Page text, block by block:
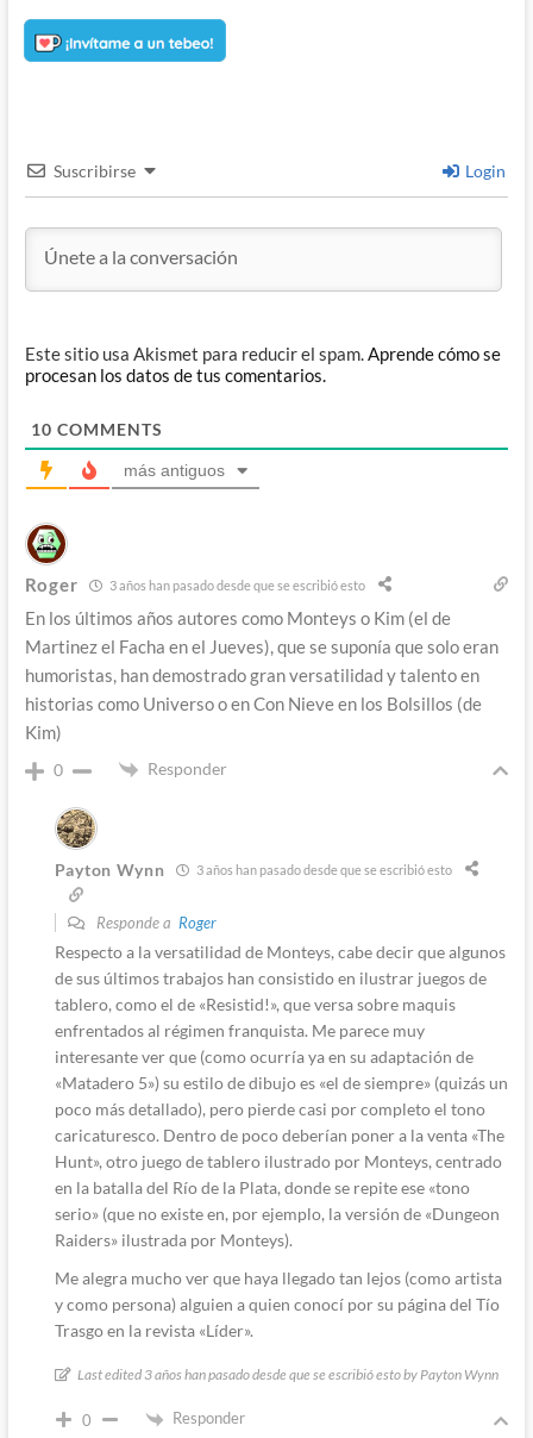
Suscribirse Login
Este sitio usa Akismet para reducir el spam.Aprende cómo se
procesan los datos de tus comentarios.
10 COMMENTS
más antiguos
Roger 3 años han pasado desde que se escribió esto
En los últimos años autores como Monteys o Kim (el de
Martinez el Facha en el Jueves), que se suponía que solo eran
humoristas, han demostrado gran versatilidad y talento en
historias como Universo o en Con Nieve en los Bolsillos (de
Kim)
0 Responder
Payton Wynn 3 años han pasado desde que se escribió esto
Responde a Roger
Respecto a la versatilidad de Monteys, cabe decir que algunos
de sus últimos trabajos han consistido en ilustrar juegos de
tablero, como el de «Resistid!», que versa sobre maquis
enfrentados al régimen franquista. Me parece muy
interesante ver que (como ocurría ya en su adaptación de
«Matadero 5») su estilo de dibujo es «el de siempre» (quizás un
poco más detallado), pero pierde casi por completo el tono
caricaturesco. Dentro de poco deberían poner a la venta «The
Hunt», otro juego de tablero ilustrado por Monteys, centrado
en la batalla del Río de la Plata, donde se repite ese «tono
serio» (que no existe en, por ejemplo, la versión de «Dungeon
Raiders» ilustrada por Monteys).
Me alegra mucho ver que haya llegado tan lejos (como artista
y como persona) alguien a quien conocí por su página del Tío
Trasgo en la revista «Líder».
Last edited 3 años han pasado desde que se escribió esto by Payton Wynn
0 Responder